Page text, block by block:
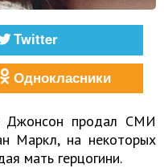
Twitter
Однокласники
продал СМИ
Маркл, на некоторых
мать герцогини.